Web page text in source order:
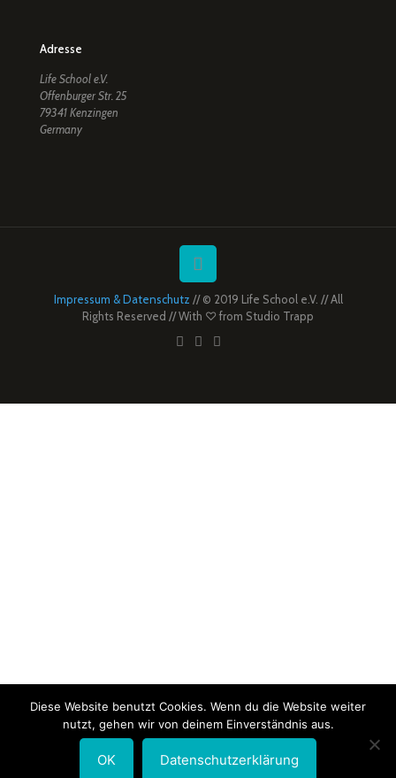
Adresse
Life School e.V.
Offenburger Str. 25
79341 Kenzingen
Germany
Impressum & Datenschutz // © 2019 Life School e.V. // All
Rights Reserved // With ♡ from Studio Trapp
Diese Website benutzt Cookies. Wenn du die Website weiter
nutzt, gehen wir von deinem Einverständnis aus.
OK Datenschutzerklärung